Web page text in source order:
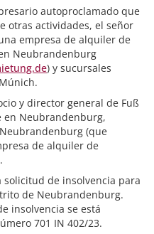
autoproclamado que
otras actividades, el señor
empresa de alquiler de
Neubrandenburg
) y sucursales
y director general de Fuß
en Neubrandenburg,
(que
de alquiler de
de insolvencia para
de Neubrandenburg.
insolvencia se está
701 IN 402/23.